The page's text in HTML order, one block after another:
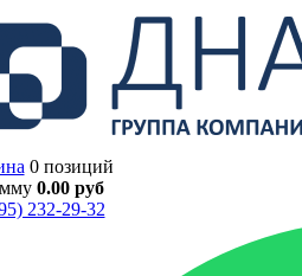
0 позиций
0.00 руб
232-29-32